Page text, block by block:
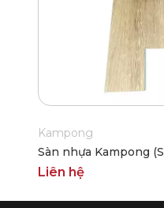
Kampong
Sàn nhựa Kampong
Liên hệ